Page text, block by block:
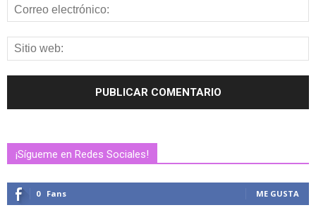
¡Sígueme en Redes Sociales!
0 Fans ME GUSTA